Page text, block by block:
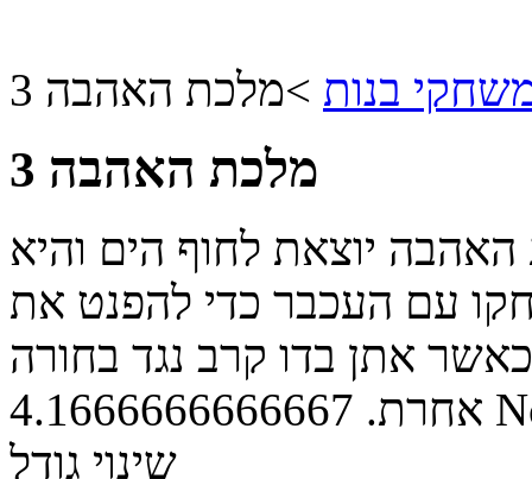
בנות >מלכת האהבה 3
מלכת האהבה 3
יוצאת לחוף הים והיא
עם העכבר כדי להפנט את
אתן בדו קרב נגד בחורה
אחרת. 4.1666666666667
שינוי גודל